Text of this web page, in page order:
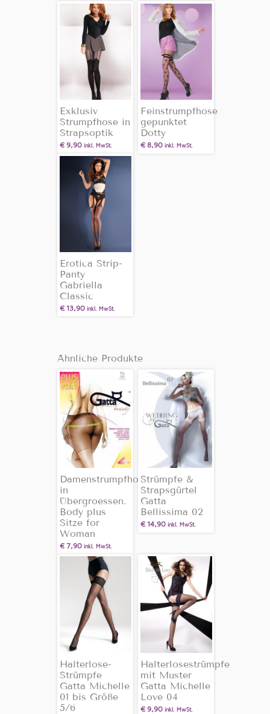
Exklusiv
Strumpfhose in
Strapsoptik
€9,90 inkl. MwSt.
Feinstrumpfhose
gepunktet
Dotty
€8,90 inkl. MwSt.
Erotica Strip-
Panty
Gabriella
Classic
€13,90 inkl. MwSt.
Ähnliche Produkte
Damenstrumpfhose
in
Übergroessen.
Body plus
Sitze for
Woman
€7,90 inkl. MwSt.
Strümpfe &
Strapsgürtel
Gatta
Bellissima 02
€14,90 inkl. MwSt.
Halterlose-
Strümpfe
Gatta Michelle
01 bis Größe
5/6
Halterlosestrümpfe
mit Muster
Gatta Michelle
Love 04
€9,90 inkl. MwSt.